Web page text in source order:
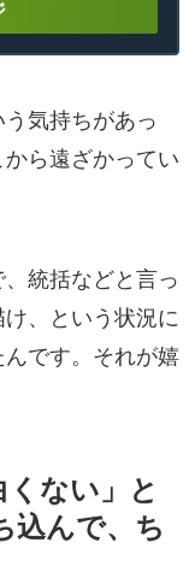
気持ちがあっ
ら遠ざかってい
統括などと言っ
、という状況に
です。それが嬉
ない」と
込んで、ち